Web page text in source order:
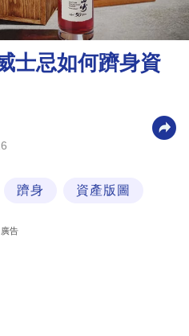
士忌如何躋身資
躋身 資產版圖
廣告